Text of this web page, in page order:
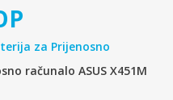
za Prijenosno
računalo ASUS X451M